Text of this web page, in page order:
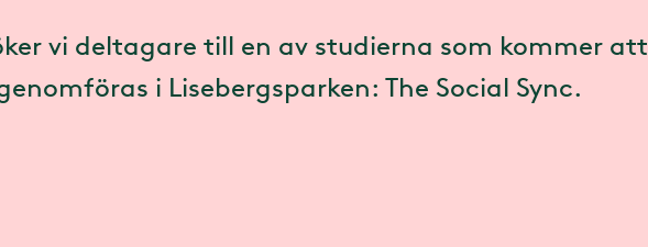
vi deltagare till en av studierna som kommer att
i Lisebergsparken: The Social Sync.